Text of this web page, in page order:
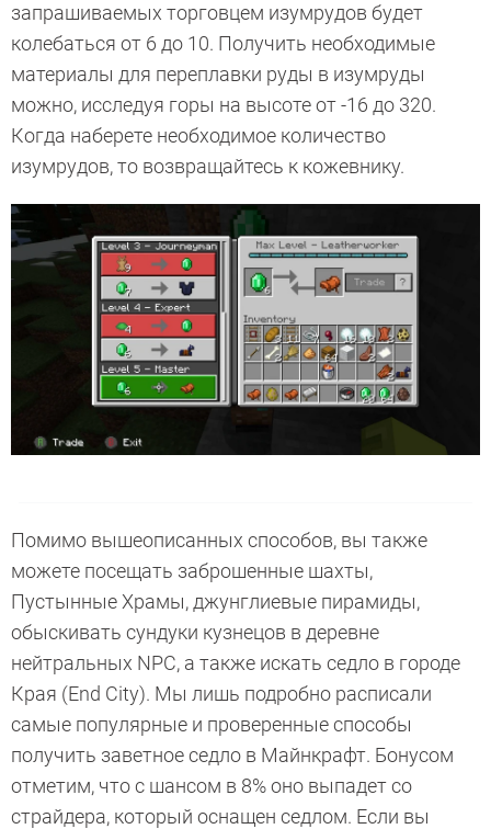
запрашиваемых торговцем изумрудов будет
колебаться от 6 до 10. Получить необходимые
материалы для переплавки руды в изумруды
можно, исследуя горы на высоте от -16 до 320.
Когда наберете необходимое количество
изумрудов, то возвращайтесь к кожевнику.
Помимо вышеописанных способов, вы также
можете посещать заброшенные шахты,
Пустынные Храмы, джунглиевые пирамиды,
обыскивать сундуки кузнецов в деревне
нейтральных NPC, а также искать седло в городе
Края (End City). Мы лишь подробно расписали
самые популярные и проверенные способы
получить заветное седло в Майнкрафт. Бонусом
отметим, что с шансом в 8% оно выпадет со
страйдера, который оснащен седлом. Если вы